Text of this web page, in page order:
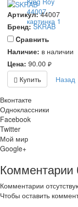
Артикул: 44007
Бренд: SKRAB
Cравнить
Наличие: в наличии
Цена: 90.00 руб.
Купить Назад
Вконтакте
Одноклассники
Facebook
Twitter
Мой мир
Google+
Комментарии
Комментарии
Чтобы оставить